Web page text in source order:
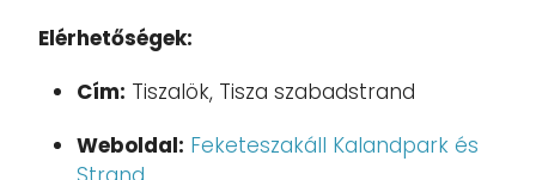
Elérhetőségek:
Cím: Tiszalök, Tisza szabadstrand
Weboldal: Feketeszakáll Kalandpark és